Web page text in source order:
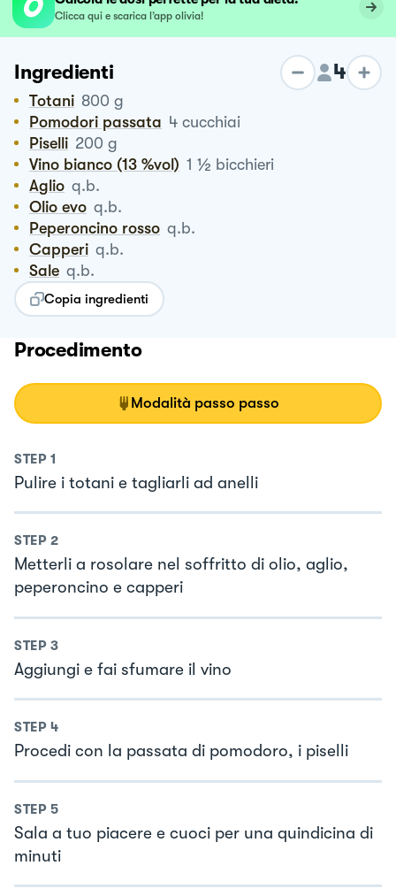
Clicca qui e scarica l’app olivia!
Ingredienti 4
Totani 800 g
Pomodori passata 4 cucchiai
Piselli 200 g
Vino bianco (13 %vol) 1 ½ bicchieri
Aglio q.b.
Olio evo q.b.
Peperoncino rosso q.b.
Capperi q.b.
Sale q.b.
Copia ingredienti
Procedimento
Modalità passo passo
STEP 1
Pulire i totani e tagliarli ad anelli
STEP 2
Metterli a rosolare nel soffritto di olio, aglio,
peperoncino e capperi
STEP 3
Aggiungi e fai sfumare il vino
STEP 4
Procedi con la passata di pomodoro, i piselli
STEP 5
Sala a tuo piacere e cuoci per una quindicina di
minuti